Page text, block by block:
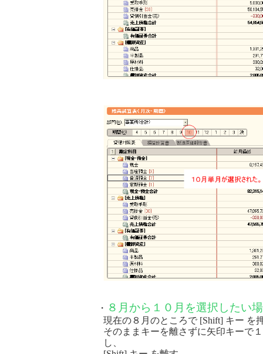
・ ８月から１０月を選択したい
現在の８月のところで [Shift] キー を
そのままキーを離さずに矢印キーで
し、